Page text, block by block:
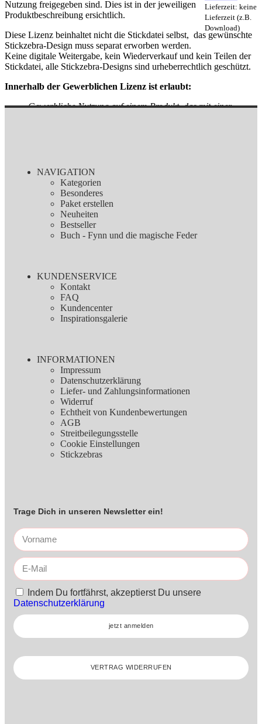
Nutzung freigegeben sind. Dies ist in der jeweiligen
Produktbeschreibung ersichtlich.
Diese Lizenz beinhaltet nicht die Stickdatei selbst, das gewünschte
Stickzebra-Design muss separat erworben werden.
Keine digitale Weitergabe, kein Wiederverkauf und kein Teilen der
Stickdatei, alle Stickzebra-Designs sind urheberrechtlich geschützt.
Innerhalb der Gewerblichen Lizenz ist erlaubt:
Gewerbliche Nutzung auf einem Produkt, das mit einer
Innerhalb der Gewerblichen Lizenz ist nicht erlaubt:
Verkauf und verschenken des digitalen Produkts.
Sämtliche Änderungen an den Stickdateien sind verboten.
Nutzung des Designs für jegliche andere Maschinen wie z. B.
Plotter.
Sämtliche Verwendung unserer Stickzebradesigns erfolgt in eigener
Verantwortung und Stickzebra übernimmt keinerlei Haftung für
Schäden in aller Art.
Lieferzeit: keine
Lieferzeit (z.B.
Download)
NAVIGATION
Kategorien
Besonderes
Paket erstellen
Neuheiten
Bestseller
Buch - Fynn und die magische Feder
KUNDENSERVICE
Kontakt
FAQ
Kundencenter
Inspirationsgalerie
INFORMATIONEN
Impressum
Datenschutzerklärung
Liefer- und Zahlungsinformationen
Widerruf
Echtheit von Kundenbewertungen
AGB
Streitbeilegungsstelle
Cookie Einstellungen
Stickzebras
Trage Dich in unseren Newsletter ein!
Indem Du fortfährst, akzeptierst Du unsere
Datenschutzerklärung
jetzt anmelden
VERTRAG WIDERRUFEN